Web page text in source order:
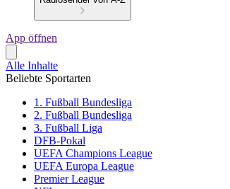
App öffnen
Alle Inhalte
Beliebte Sportarten
1. Fußball Bundesliga
2. Fußball Bundesliga
3. Fußball Liga
DFB-Pokal
UEFA Champions League
UEFA Europa League
Premier League